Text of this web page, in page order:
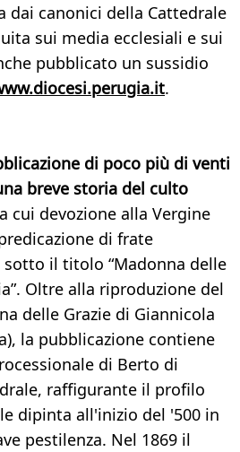
dai canonici della Cattedrale
sui media ecclesiali e sui
pubblicato un sussidio
.
di poco più di venti
breve storia del culto
cui devozione alla Vergine
di frate
sotto il titolo “Madonna delle
Oltre alla riproduzione del
delle Grazie di Giannicola
la pubblicazione contiene
di Berto di
raffigurante il profilo
dipinta all'inizio del '500 in
pestilenza. Nel 1869 il